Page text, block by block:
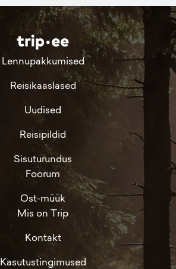
Lennupakkumised
Reisikaaslased
Uudised
Reisipildid
Sisuturundus
Foorum
Ost-müük
Mis on Trip
Kontakt
Kasutustingimused